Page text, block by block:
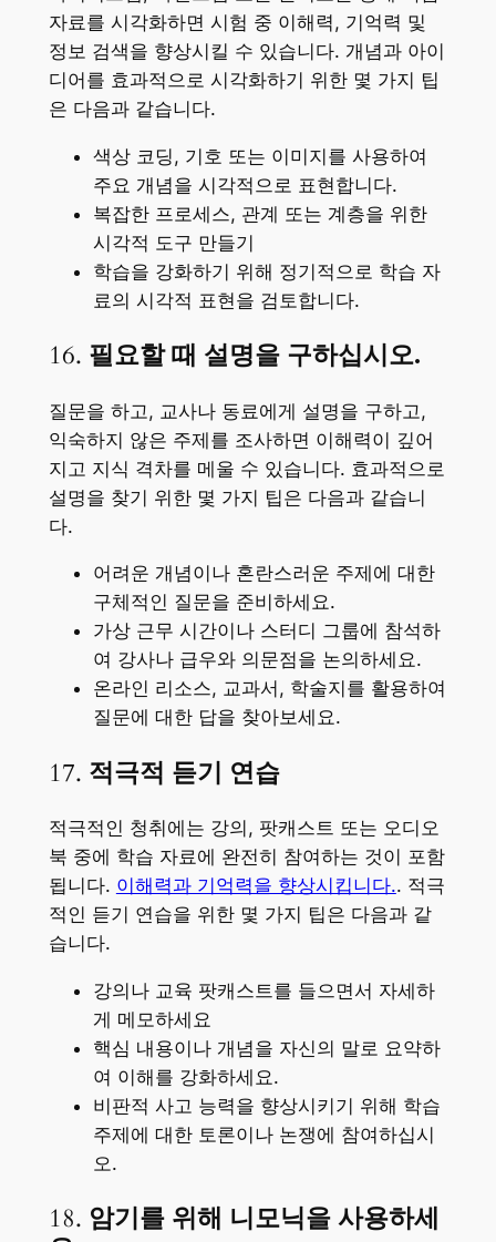
자료를 시각화하면 시험 중 이해력, 기억력 및
정보 검색을 향상시킬 수 있습니다. 개념과 아이
디어를 효과적으로 시각화하기 위한 몇 가지 팁
은 다음과 같습니다.
색상 코딩, 기호 또는 이미지를 사용하여
주요 개념을 시각적으로 표현합니다.
복잡한 프로세스, 관계 또는 계층을 위한
시각적 도구 만들기
학습을 강화하기 위해 정기적으로 학습 자
료의 시각적 표현을 검토합니다.
16. 필요할 때 설명을 구하십시오.
질문을 하고, 교사나 동료에게 설명을 구하고,
익숙하지 않은 주제를 조사하면 이해력이 깊어
지고 지식 격차를 메울 수 있습니다. 효과적으로
설명을 찾기 위한 몇 가지 팁은 다음과 같습니
다.
어려운 개념이나 혼란스러운 주제에 대한
구체적인 질문을 준비하세요.
가상 근무 시간이나 스터디 그룹에 참석하
여 강사나 급우와 의문점을 논의하세요.
온라인 리소스, 교과서, 학술지를 활용하여
질문에 대한 답을 찾아보세요.
17. 적극적 듣기 연습
적극적인 청취에는 강의, 팟캐스트 또는 오디오
북 중에 학습 자료에 완전히 참여하는 것이 포함
됩니다. 이해력과 기억력을 향상시킵니다.. 적극
적인 듣기 연습을 위한 몇 가지 팁은 다음과 같
습니다.
강의나 교육 팟캐스트를 들으면서 자세하
게 메모하세요
핵심 내용이나 개념을 자신의 말로 요약하
여 이해를 강화하세요.
비판적 사고 능력을 향상시키기 위해 학습
주제에 대한 토론이나 논쟁에 참여하십시
오.
18. 암기를 위해 니모닉을 사용하세